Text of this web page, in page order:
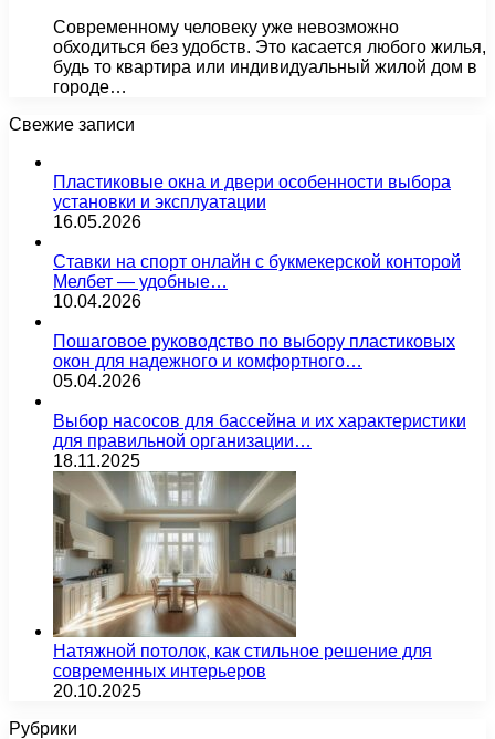
Современному человеку уже невозможно
обходиться без удобств. Это касается любого жилья,
будь то квартира или индивидуальный жилой дом в
городе…
Свежие записи
Пластиковые окна и двери особенности выбора
установки и эксплуатации
16.05.2026
Ставки на спорт онлайн с букмекерской конторой
Мелбет — удобные…
10.04.2026
Пошаговое руководство по выбору пластиковых
окон для надежного и комфортного…
05.04.2026
Выбор насосов для бассейна и их характеристики
для правильной организации…
18.11.2025
Натяжной потолок, как стильное решение для
современных интерьеров
20.10.2025
Рубрики